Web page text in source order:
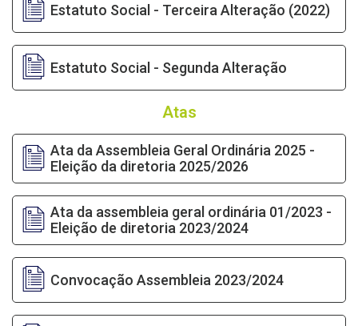
Estatuto Social - Terceira Alteração (2022)
Estatuto Social - Segunda Alteração
Atas
Ata da Assembleia Geral Ordinária 2025 -
Eleição da diretoria 2025/2026
Ata da assembleia geral ordinária 01/2023 -
Eleição de diretoria 2023/2024
Convocação Assembleia 2023/2024